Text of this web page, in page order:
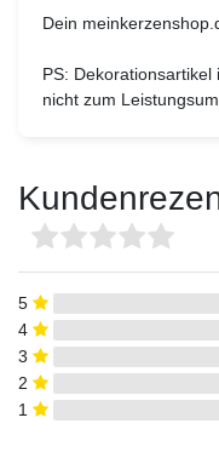
Dein
PS:
nicht zum
5
4
3
2
1